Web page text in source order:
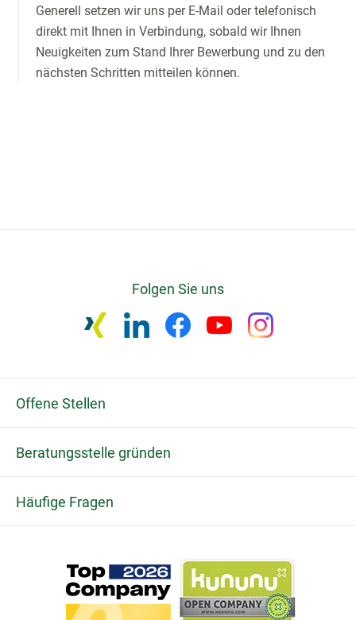
Generell setzen wir uns per E-Mail oder telefonisch
direkt mit Ihnen in Verbindung, sobald wir Ihnen
Neuigkeiten zum Stand Ihrer Bewerbung und zu den
nächsten Schritten mitteilen können.
Folgen Sie uns
Offene Stellen
Beratungsstelle gründen
Häufige Fragen